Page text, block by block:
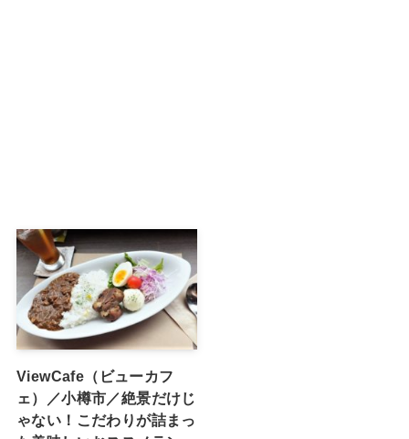
ViewCafe（ビューカフ
ェ）／小樽市／絶景だけじ
ゃない！こだわりが詰まっ